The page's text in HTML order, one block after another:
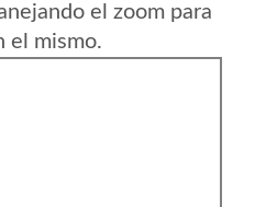
el zoom para
el mismo.